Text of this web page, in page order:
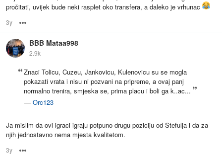
pročitati, uvijek bude neki rasplet oko transfera, a daleko je vrhunac
3y
BBB Mataa998
2.9k
Znaci Tolicu, Cuzeu, Jankovicu, Kulenovicu su se mogla
pokazati vrata i nisu ni pozvani na pripreme, a ovaj panj
normalno trenira, smjeska se, prima placu i boli ga k..ac...
— Orc123
Ja mislim da ovi igraci igraju potpuno drugu poziciju od Stefulja i da za
njih jednostavno nema mjesta kvalitetom.
3y